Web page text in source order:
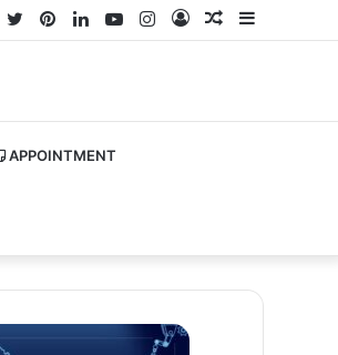
Random
Log
Instagram
YouTube
LinkedIn
Pinterest
Twitter
Facebook
APPOINTMENT